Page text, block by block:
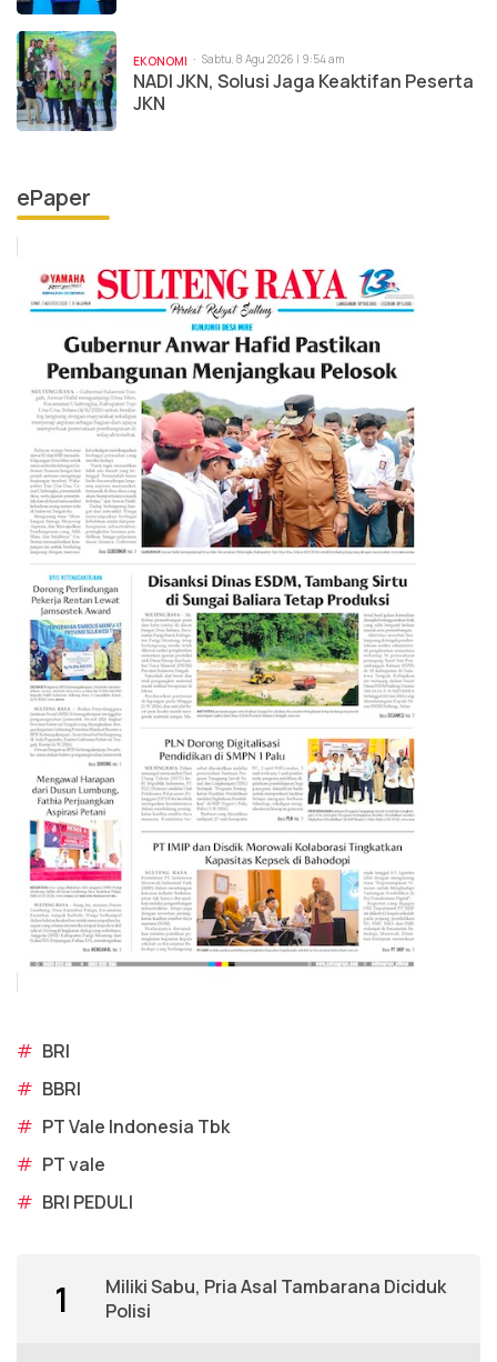
EKONOMI Sabtu, 8 Agu 2026 | 9:54 am
NADI JKN, Solusi Jaga Keaktifan Peserta
JKN
ePaper
# BRI
# BBRI
# PT Vale Indonesia Tbk
# PT vale
# BRI PEDULI
1
Miliki Sabu, Pria Asal Tambarana Diciduk
Polisi